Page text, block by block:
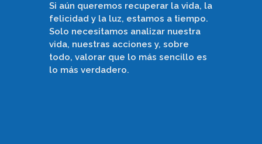
Si aún queremos recuperar la vida, la
felicidad y la luz, estamos a tiempo.
Solo necesitamos analizar nuestra
vida, nuestras acciones y, sobre
todo, valorar que lo más sencillo es
lo más verdadero.